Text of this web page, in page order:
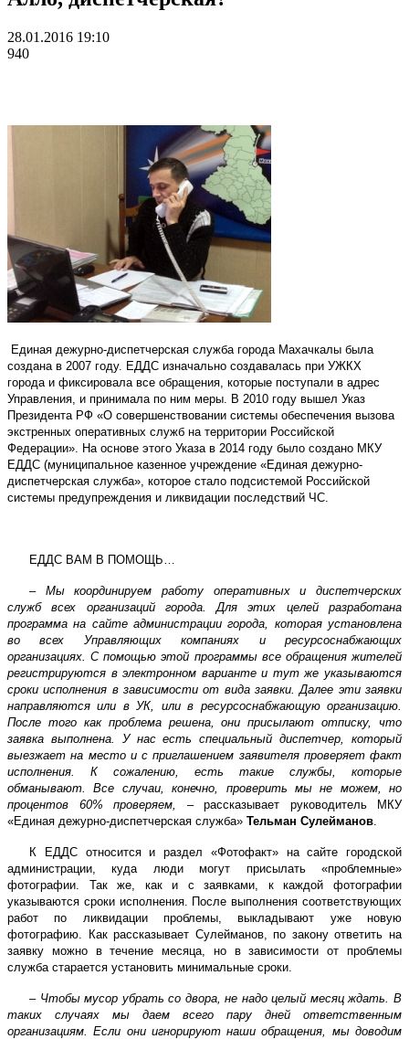
28.01.2016 19:10
940
Единая дежурно-диспетчерская служба города Махачкалы была
создана в 2007 году. ЕДДС изначально создавалась при УЖКХ
города и фиксировала все обращения, которые поступали в адрес
Управления, и принимала по ним меры. В 2010 году вышел Указ
Президента РФ «О совершенствовании системы обеспечения вызова
экстренных оперативных служб на территории Российской
Федерации». На основе этого Указа в 2014 году было создано МКУ
ЕДДС (муниципальное казенное учреждение «Единая дежурно-
диспетчерская служба», которое стало подсистемой Российской
системы предупреждения и ликвидации последствий ЧС.
ЕДДС ВАМ В ПОМОЩЬ…
– Мы координируем работу оперативных и диспетчерских
служб всех организаций города. Для этих целей разработана
программа на сайте администрации города, которая установлена
во всех Управляющих компаниях и ресурсоснабжающих
организациях. С помощью этой программы все обращения жителей
регистрируются в электронном варианте и тут же указываются
сроки исполнения в зависимости от вида заявки. Далее эти заявки
направляются или в УК, или в ресурсоснабжающую организацию.
После того как проблема решена, они присылают отписку, что
заявка выполнена. У нас есть специальный диспетчер, который
выезжает на место и с приглашением заявителя проверяет факт
исполнения. К сожалению, есть такие службы, которые
обманывают. Все случаи, конечно, проверить мы не можем, но
процентов 60% проверяем,
– рассказывает руководитель МКУ
«Единая дежурно-диспетчерская служба» Тельман Сулейманов
К ЕДДС относится и раздел «Фотофакт» на сайте городской
администрации, куда люди могут присылать «проблемные»
фотографии. Так же, как и с заявками, к каждой фотографии
указываются сроки исполнения. После выполнения соответствующих
работ по ликвидации проблемы, выкладывают уже новую
фотографию. Как рассказывает Сулейманов, по закону ответить на
заявку можно в течение месяца, но в зависимости от проблемы
служба старается установить минимальные сроки.
– Чтобы мусор убрать со двора, не надо целый месяц ждать. В
таких случаях мы даем всего пару дней ответственным
организациям. Если они игнорируют наши обращения, мы доводим